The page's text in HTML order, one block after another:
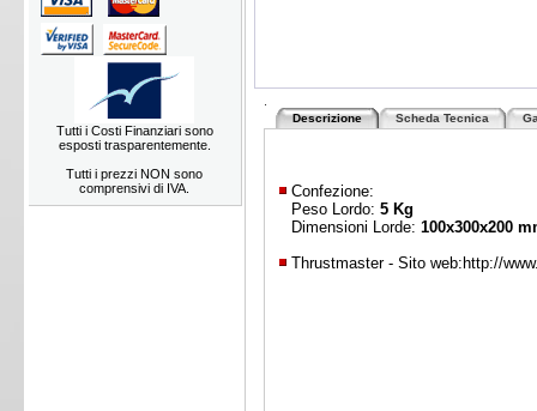
Tutti i Costi Finanziari sono
esposti trasparentemente.
Tutti i prezzi NON sono
comprensivi di IVA.
Descrizione Scheda Tecnica
Confezione:
Peso Lordo: 5 Kg
Dimensioni Lorde: 100x300x200
Thrustmaster - Sito web: http://